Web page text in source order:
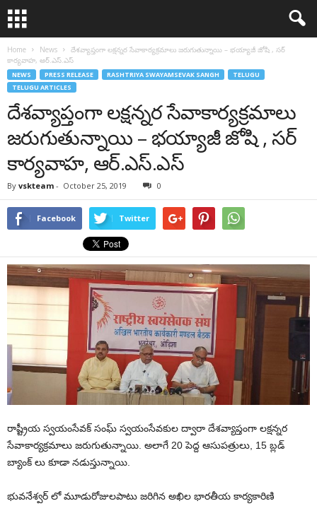
Home News
దేశవ్యాప్తంగా లక్షన్నర సేవాకార్యక్రమాలు జరుగుతున్నాయి – భయ్యాజీ జోషి , సర్
కార్యవాహ, ఆర్.ఎస్.ఎస్
NEWS PRESS RELEASE RASHTRIYA SWAYAMSEVAK SANGH
TELUGU
TELUGU ARTICLES
దేశవ్యాప్తంగా లక్షన్నర సేవాకార్యక్రమాలు
జరుగుతున్నాయి – భయ్యాజీ జోషి , సర్
కార్యవాహ, ఆర్.ఎస్.ఎస్
By vskteam - October 25, 2019 0
Facebook Twitter
రాష్ట్రీయ స్వయంసేవక్ సంఘ్ స్వయంసేవకుల ద్వారా దేశవ్యాప్తంగా లక్షన్నర
సేవాకార్యక్రమాలు జరుగుతున్నాయి. అలాగే 20 పెద్ద ఆసుపత్రులు, 15 బ్లడ్
బ్యాంక్ లు కూడా నడుస్తున్నాయి.
భువనేశ్వర్ లో మూడురోజులపాటు జరిగిన అఖిల భారతీయ కార్యకారిణి